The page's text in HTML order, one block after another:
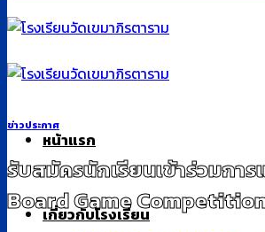
หน้าแรก
เกี่ยวกับโรงเรียน
ข่าวประกาศ
รับสมัครนักเรียนเข้าร่วมกา
Board Game